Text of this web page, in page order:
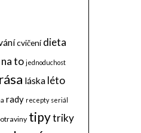
cvičení dieta
to jednoduchost
láska léto
rady recepty seriál
tipytriky